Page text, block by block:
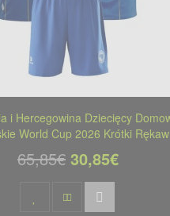
i Hercegowina Dziecięcy
World Cup 2026 Krótki Rękaw
65,85€ 30,85€